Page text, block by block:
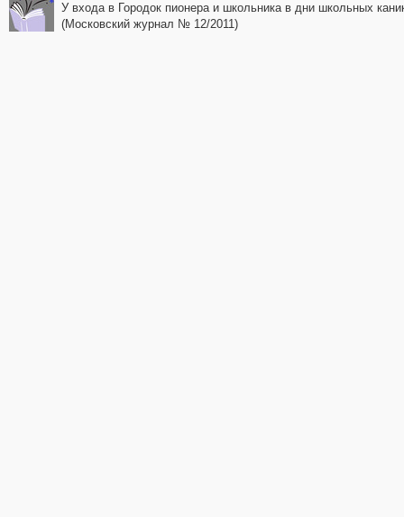
У входа в Городок пионера и школьника в дни школьных
(Московский журнал № 12/2011)